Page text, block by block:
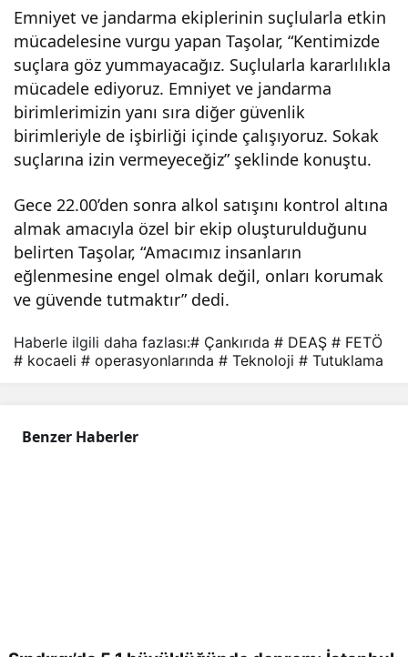
Emniyet ve jandarma ekiplerinin suçlularla etkin
mücadelesine vurgu yapan Taşolar, “Kentimizde
suçlara göz yummayacağız. Suçlularla kararlılıkla
mücadele ediyoruz. Emniyet ve jandarma
birimlerimizin yanı sıra diğer güvenlik
birimleriyle de işbirliği içinde çalışıyoruz. Sokak
suçlarına izin vermeyeceğiz” şeklinde konuştu.
Gece 22.00’den sonra alkol satışını kontrol altına
almak amacıyla özel bir ekip oluşturulduğunu
belirten Taşolar, “Amacımız insanların
eğlenmesine engel olmak değil, onları korumak
ve güvende tutmaktır” dedi.
Haberle ilgili daha fazlası:# Çankırıda # DEAŞ # FETÖ
# kocaeli # operasyonlarında # Teknoloji # Tutuklama
Benzer Haberler